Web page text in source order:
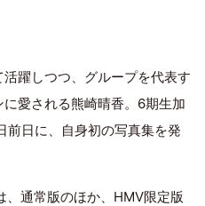
躍しつつ、グループを代表す
に愛される熊崎晴香。6期生加
前日に、自身初の写真集を発
、通常版のほか、HMV限定版